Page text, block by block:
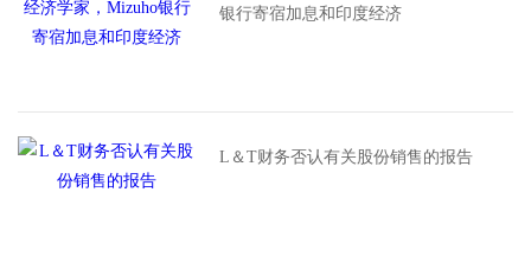
银行寄宿加息和印度经济
L＆T财务否认有关股份销售的报告